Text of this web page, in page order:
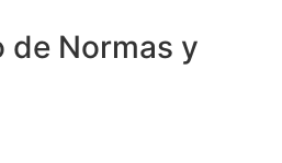
de Normas y